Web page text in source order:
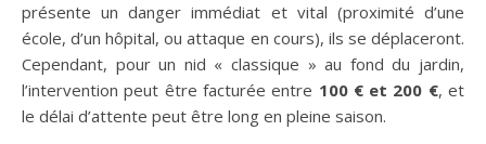
présente un danger immédiat et vital (proximité d’une
école, d’un hôpital, ou attaque en cours), ils se déplaceront.
Cependant, pour un nid « classique » au fond du jardin,
l’intervention peut être facturée entre 100 € et 200 €, et
le délai d’attente peut être long en pleine saison.